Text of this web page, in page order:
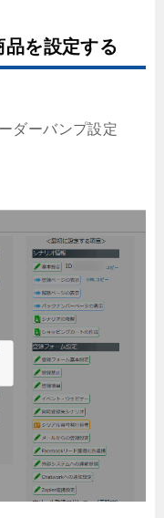
を設定する
ーバンプ設定